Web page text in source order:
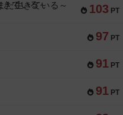
103 PT
生きている～
97 PT
91 PT
91 PT